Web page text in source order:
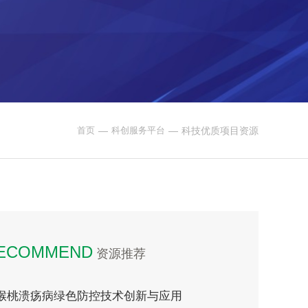
首页 — 科创服务平台 — 科技优质项目资源
资源推荐
桃溃疡病绿色防控技术创新与应用